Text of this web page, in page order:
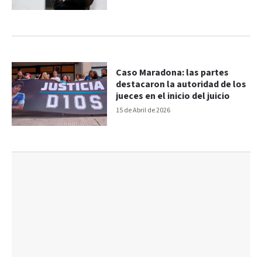
15 de Abril de 2026
Caso Maradona: las partes
destacaron la autoridad de los
jueces en el inicio del juicio